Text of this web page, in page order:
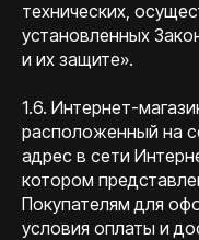
технических,
установленных
и их защите».
1.6. Интернет-
расположенный на
адрес в сети
котором
Покупателям для
условия оплаты и